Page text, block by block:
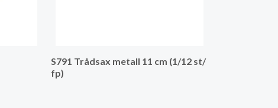
S791 Trådsax metall 11 cm (1/12 st/
fp)